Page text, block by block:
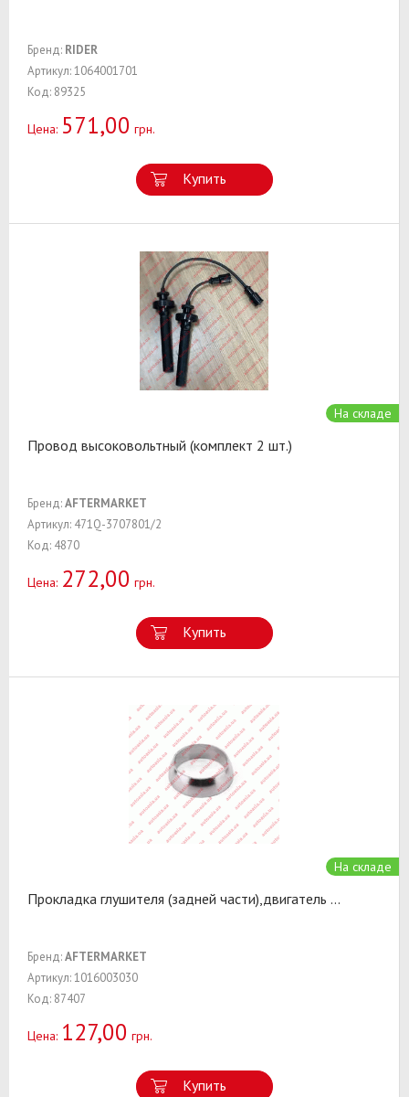
Бренд: RIDER
Артикул: 1064001701
Код: 89325
Цена: 571,00 грн.
Купить
На складе
Провод высоковольтный (комплект 2 шт.)
Бренд:AFTERMARKET
Артикул: 471Q-3707801/2
Код: 4870
Цена: 272,00 грн.
Купить
На складе
Прокладка глушителя (задней части),двигатель ...
Бренд:AFTERMARKET
Артикул: 1016003030
Код: 87407
Цена: 127,00 грн.
Купить